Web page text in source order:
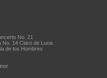
No. 21
No. 14 Claro de Luna
de los Hombres